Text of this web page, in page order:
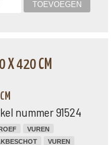
X 420 CM
nummer 91524
VUREN
VUREN